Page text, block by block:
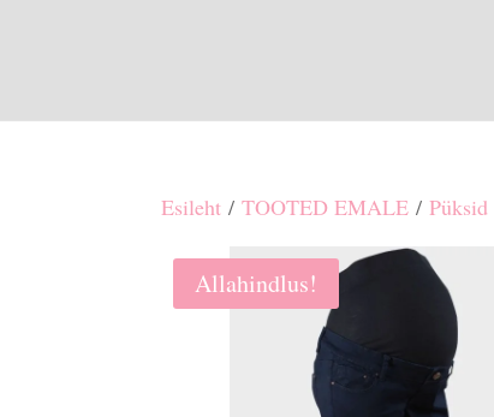
Esileht /TOOTED EMALE /Püksid
Allahindlus!